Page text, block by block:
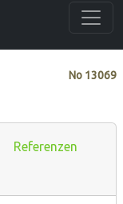
No 13069
Referenzen